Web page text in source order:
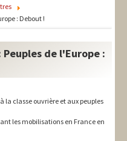
: Debout !
de l'Europe :
la classe ouvrière et aux peuples
les mobilisations en France en